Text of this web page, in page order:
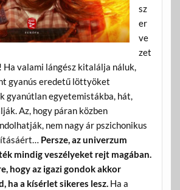
sz
er
ve
zet
Ha valami lángész kitalálja náluk,
gyanús eredetű löttyöket
gyanútlan egyetemistákba, hát,
Az, hogy páran közben
nem nagy ár pszichonikus
Persze, az univerzum
mindig veszélyeket rejt magában.
hogy az igazi gondok akkor
ha a kísérlet sikeres lesz.Ha a